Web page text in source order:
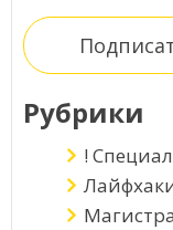
Рубрики
!